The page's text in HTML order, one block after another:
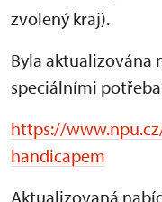
zvolený kraj).
Byla aktualizována
speciálními
https://
handicapem
Aktualizovaná